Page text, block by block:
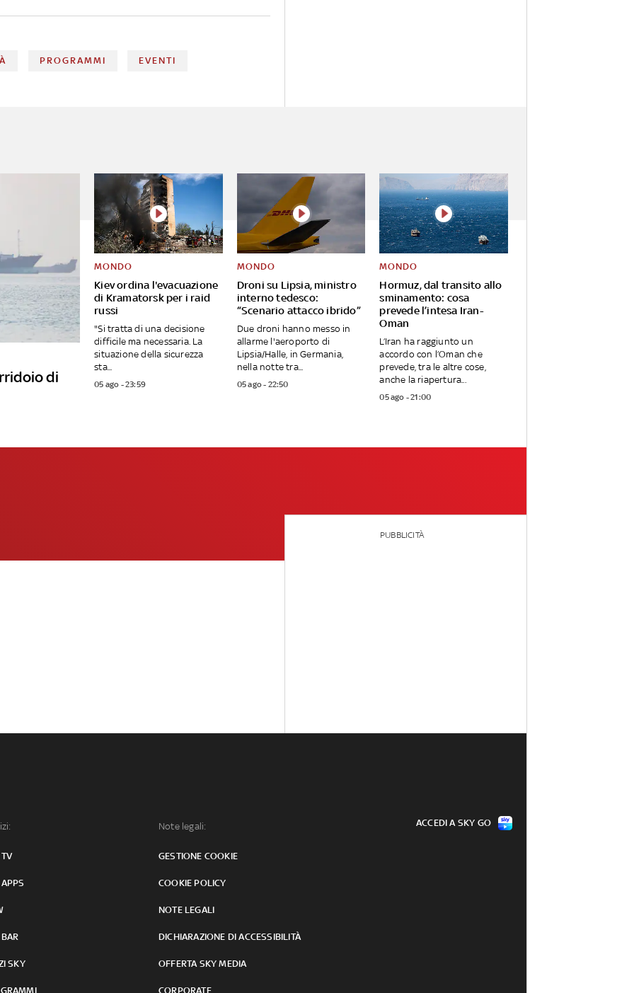
PROGRAMMI EVENTI
di
Kiev ordina l'evacuazione
di Kramatorsk per i raid
russi
MONDO
"Si tratta di una decisione
difficile ma necessaria. La
situazione della sicurezza
sta...
05 ago - 23:59
Droni su Lipsia, ministro
interno tedesco:
“Scenario attacco ibrido”
MONDO
Due droni hanno messo in
allarme l'aeroporto di
Lipsia/Halle, in Germania,
nella notte tra...
05 ago - 22:50
Hormuz, dal transito allo
sminamento: cosa
prevede l’intesa Iran-
Oman
MONDO
L’Iran ha raggiunto un
accordo con l’Oman che
prevede, tra le altre cose,
anche la riapertura...
05 ago - 21:00
PUBBLICITÀ
SKY
Note legali:
GESTIONE COOKIE
COOKIE POLICY
NOTE LEGALI
DICHIARAZIONE DI ACCESSIBILITÀ
OFFERTA SKY MEDIA
CORPORATE
ACCEDI A SKY GO